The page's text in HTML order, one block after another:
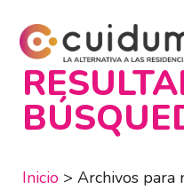
Inicio > Archivos para